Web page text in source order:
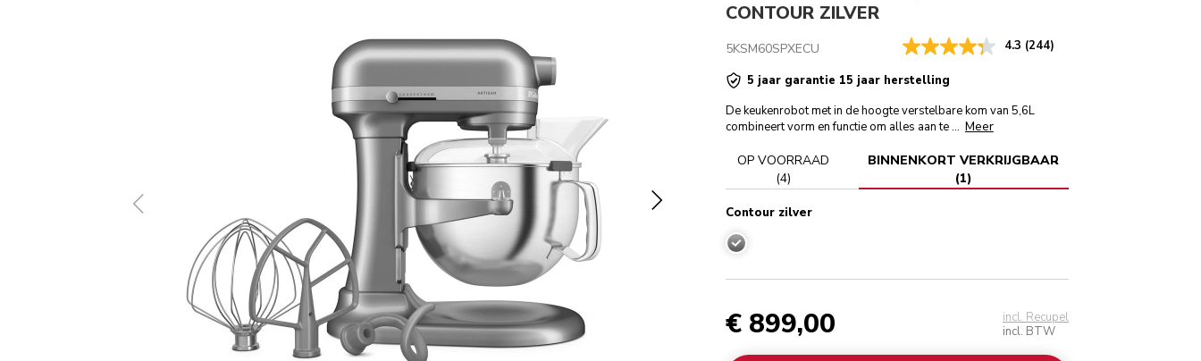
CONTOUR ZILVER
5KSM60SPXECU 4.3 (244)
5 jaar garantie 15 jaar herstelling
De keukenrobot met in de hoogte verstelbare kom van 5,6L
combineert vorm en functie om alles aan te... Meer
OP VOORRAAD
(4)
BINNENKORT VERKRIJGBAAR
(1)
Contour zilver
Contour zilver
€ 899,00
incl. Recupel
incl. BTW